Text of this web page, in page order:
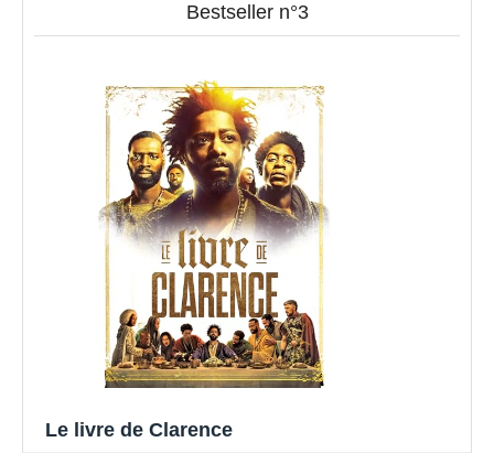
Bestseller n°3
Le livre de Clarence